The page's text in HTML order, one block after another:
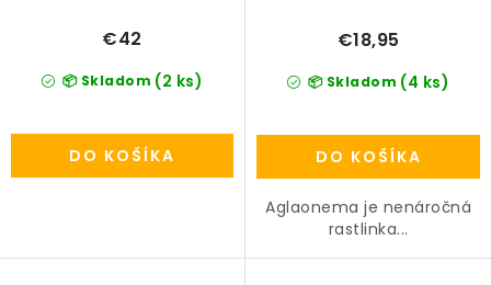
📦 Skladom (2 ks)
€42
DO KOŠÍKA
📦 Skladom (4 ks)
€18,95
DO KOŠÍKA
Aglaonema je nenáročná
rastlinka...